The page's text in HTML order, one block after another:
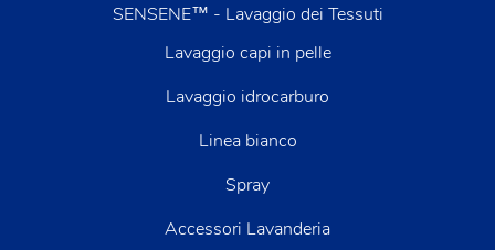
SENSENE™ - Lavaggio dei Tessuti
Lavaggio capi in pelle
Lavaggio idrocarburo
Linea bianco
Spray
Accessori Lavanderia